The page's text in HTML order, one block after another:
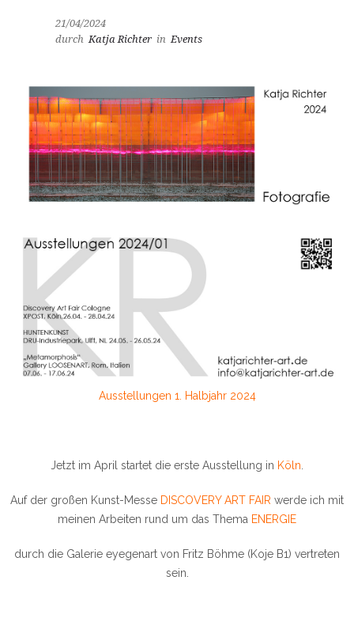
21/04/2024
durch Katja Richter in Events
Ausstellungen 1. Halbjahr 2024
Jetzt im April startet die erste Ausstellung in Köln.
Auf der großen Kunst-Messe DISCOVERY ART FAIR werde ich mit
meinen Arbeiten rund um das Thema ENERGIE
durch die Galerie eyegenart von Fritz Böhme (Koje B1) vertreten
sein.